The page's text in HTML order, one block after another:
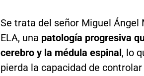
Se trata del señor Miguel Ángel
ELA, una patología progresiva
cerebro y la médula espinal, lo
pierda la capacidad de